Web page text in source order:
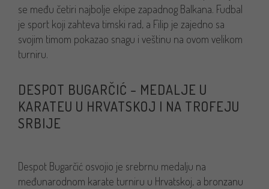
se među četiri najbolje ekipe zapadnog Balkana. Fudbal
je sport koji zahteva timski rad, a Filip je zajedno sa
svojim timom pokazao snagu i veštinu na ovom velikom
turniru.
DESPOT BUGARČIĆ – MEDALJE U
KARATEU U HRVATSKOJ I NA TROFEJU
SRBIJE
Despot Bugarčić osvojio je srebrnu medalju na
međunarodnom karate turniru u Hrvatskoj, a bronzanu